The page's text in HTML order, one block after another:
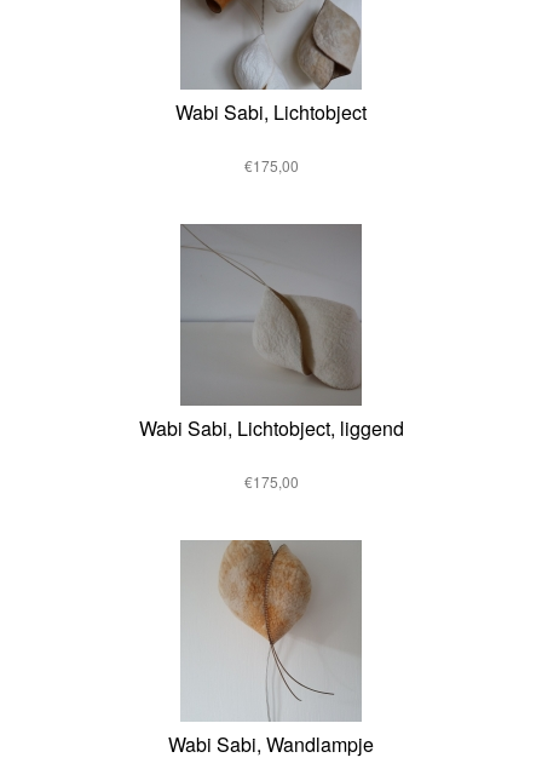
Wabi Sabi, Lichtobject
€175,00
Wabi Sabi, Lichtobject, liggend
€175,00
Wabi Sabi, Wandlampje